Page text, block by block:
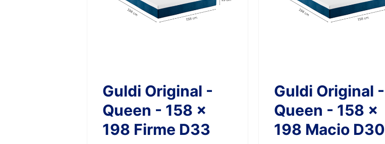
Guldi Original -
Queen - 158 x
198 Firme D33
Guldi Original -
Queen - 158 x
198 Macio D30